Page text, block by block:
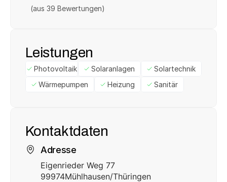
(aus 39 Bewertungen)
Leistungen
Photovoltaik Solaranlagen
Solartechnik
Wärmepumpen
Heizung Sanitär
Kontaktdaten
Adresse
Eigenrieder Weg 77
99974Mühlhausen/Thüringen